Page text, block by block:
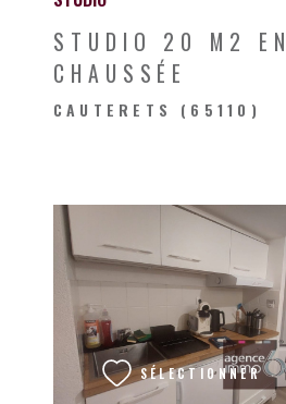
STUDIO 20 M2
CHAUSSÉE
CAUTERETS (65110)
SÉLECTIONNER
VOIR LE BIEN